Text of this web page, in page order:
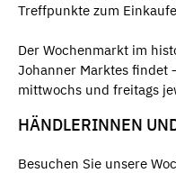
Treffpunkte zum
Der Wochenmarkt im
Johanner Marktes findet
mittwochs und freitags
HÄNDLERINNEN
Besuchen Sie unsere